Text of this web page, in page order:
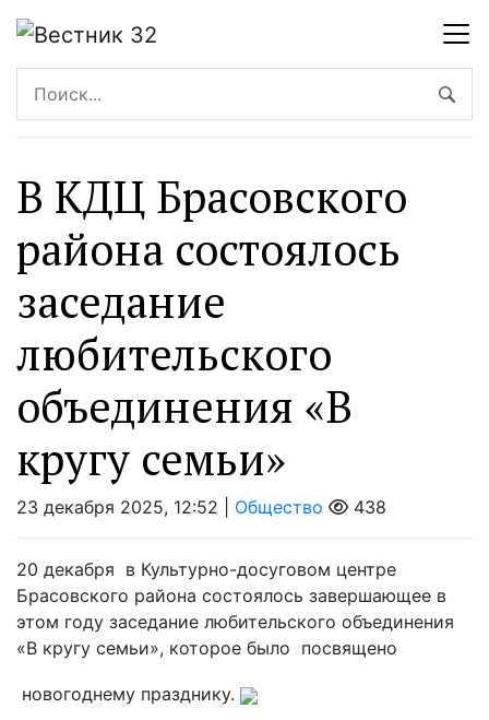
В КДЦ Брасовского
района состоялось
заседание
любительского
объединения «В
кругу семьи»
23 декабря 2025, 12:52 | Общество 438
20 декабря в Культурно-досуговом центре
Брасовского района состоялось завершающее в
этом году заседание любительского объединения
«В кругу семьи», которое было посвящено
новогоднему празднику.